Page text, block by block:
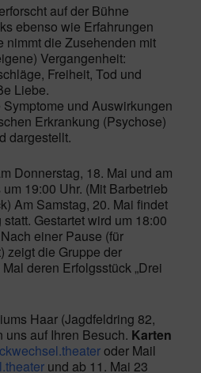
auf der Bühne
ebenso wie Erfahrungen
nimmt die Zusehenden mit
Vergangenheit:
Freiheit, Tod und
Liebe.
und Auswirkungen
Erkrankung (Psychose)
dargestellt.
Donnerstag, 18. Mai und am
19:00 Uhr. (Mit Barbetrieb
Am Samstag, 20. Mai findet
Gestartet wird um 18:00
einer Pause (für
zeigt die Gruppe der
deren Erfolgsstück „Drei
Haar (Jagdfeldring 82,
uns auf Ihren Besuch. Karten
oder Mail
und ab 11. Mai 23